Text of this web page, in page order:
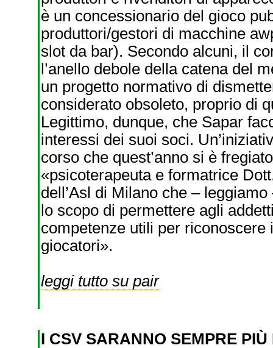
è un concessionario del gioco
produttori/gestori di macchine
slot da bar). Secondo alcuni, il
l’anello debole della catena del
un progetto normativo di
considerato obsoleto, proprio di
Legittimo, dunque, che Sapar
interessi dei suoi soci.
corso che quest’anno si è
«psicoterapeuta e formatrice
dell’Asl di Milano che –
lo scopo di permettere agli
competenze utili per
giocatori».
leggi tutto su pair
I CSV SARANNO SEMPRE